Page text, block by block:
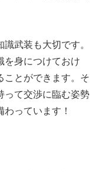
武装も大切です。
を身につけておけ
ことができます。そ
って交渉に臨む姿勢
っています！